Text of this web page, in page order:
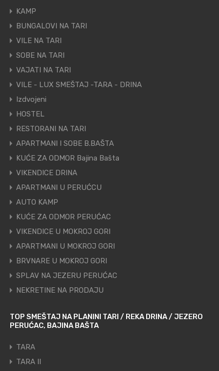
KAMP
BUNGALOVI NA TARI
VILE NA TARI
SOBE NA TARI
VAJATI NA TARI
VILE - LUX SMEŠTAJ -TARA - DRINA
Izdvojeni
HOSTEL
RESTORANI NA TARI
APARTMANI I SOBE B.BAŠTA
KUĆE ZA ODMOR Bajina Bašta
VIKENDICE DRINA
APARTMANI U PERUĆCU
AUTO KAMP
KUĆE ZA ODMOR PERUĆAC
VIKENDICE U MOKROJ GORI
APARTMANI U MOKROJ GORI
BRVNARE U MOKROJ GORI
SPLAV NA JEZERU PERUĆAC
NEKRETINE NA PRODAJU
TOP SMEŠTAJ NA PLANINI TARI / REKA DRINA / JEZERO
PERUĆAC, BAJINA BAŠTA
TARA
TARA II